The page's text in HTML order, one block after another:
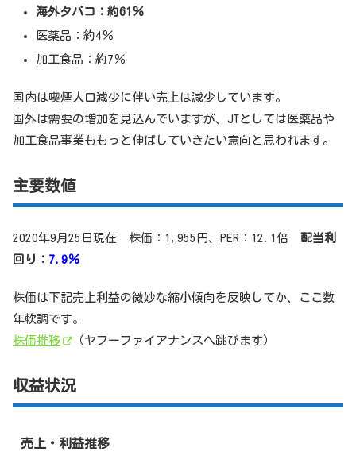
海外タバコ：約61％
医薬品：約4％
加工食品：約7％
国内は喫煙人口減少に伴い売上は減少しています。
国外は需要の増加を見込んでいますが、JTとしては医薬品や
加工食品事業ももっと伸ばしていきたい意向と思われます。
主要数値
2020年9月25日現在 株価：1,955円、PER：12.1倍 配当利
回り： 7.9％
株価は下記売上利益の微妙な縮小傾向を反映してか、ここ数
年軟調です。
株価推移
（ヤフーファイアナンスへ跳びます）
収益状況
売上・利益推移